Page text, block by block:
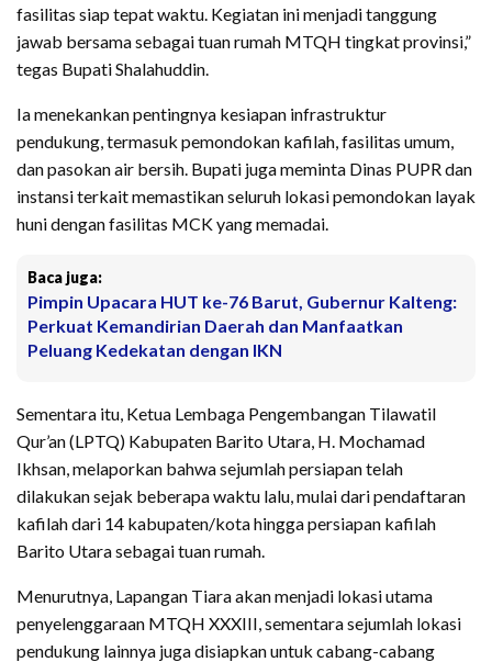
fasilitas siap tepat waktu. Kegiatan ini menjadi tanggung
jawab bersama sebagai tuan rumah MTQH tingkat provinsi,”
tegas Bupati Shalahuddin.
Ia menekankan pentingnya kesiapan infrastruktur
pendukung, termasuk pemondokan kafilah, fasilitas umum,
dan pasokan air bersih. Bupati juga meminta Dinas PUPR dan
instansi terkait memastikan seluruh lokasi pemondokan layak
huni dengan fasilitas MCK yang memadai.
Baca juga:
Pimpin Upacara HUT ke-76 Barut, Gubernur Kalteng:
Perkuat Kemandirian Daerah dan Manfaatkan
Peluang Kedekatan dengan IKN
Sementara itu, Ketua Lembaga Pengembangan Tilawatil
Qur’an (LPTQ) Kabupaten Barito Utara, H. Mochamad
Ikhsan, melaporkan bahwa sejumlah persiapan telah
dilakukan sejak beberapa waktu lalu, mulai dari pendaftaran
kafilah dari 14 kabupaten/kota hingga persiapan kafilah
Barito Utara sebagai tuan rumah.
Menurutnya, Lapangan Tiara akan menjadi lokasi utama
penyelenggaraan MTQH XXXIII, sementara sejumlah lokasi
pendukung lainnya juga disiapkan untuk cabang-cabang